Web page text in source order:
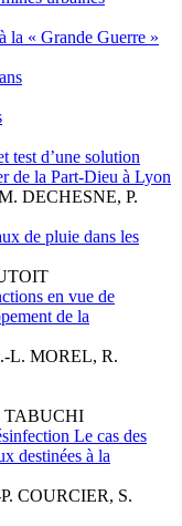
la « Grande Guerre »
test d’une solution
de la Part-Dieu à Lyon
DECHESNE, P.
de pluie dans les
en vue de
de la
L. MOREL, R.
TABUCHI
Le cas des
destinées à la
COURCIER, S.